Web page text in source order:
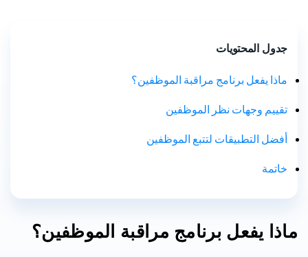
جدول المحتويات
ماذا يفعل برنامج مراقبة الموظفين؟
تقييم وجهات نظر الموظفين
أفضل التطبيقات لتتبع الموظفين
خاتمة
ماذا يفعل برنامج مراقبة الموظفين؟